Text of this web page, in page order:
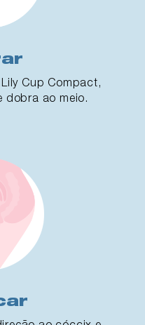
Cup Compact,
dobra ao meio.